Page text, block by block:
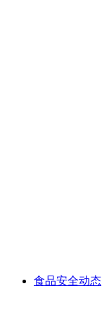
食品安全动态